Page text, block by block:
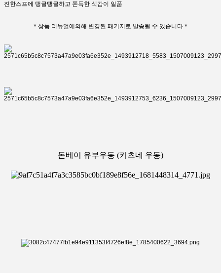
진한스프에 탱글탱글하고 쫀득한 식감이 일품
＊상품 리뉴얼에의해 변경된 패키지로 발송될 수 있습니다＊
돈베이 유부우동 (키츠네 우동)